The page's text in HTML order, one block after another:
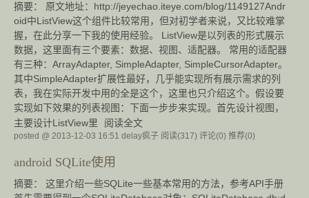
摘要： 原文地址：http://jeyechao.iteye.com/blog/1149127Andr
oid中ListView这个组件比较常用，但对初学者来说，又比较难掌
握，在此分享一下我的使用经验。 ListView是以列表的形式展示
数据，这里面有三个要素：数据、视图、适配器。 常用的适配器
有三种：ArrayAdapter, SimpleAdapter, SimpleCursorAdapter。
其中SimpleAdapter扩展性最好，几乎能实现所有展示需求的列
表，我在实际开发中用的全是这个，这里也只介绍这个。假设要
实现如下效果的列表视图：下面一步步来实现。首先设计视图，
主要设计ListView里
阅读全文
posted @ 2013-12-03 16:51 delay疯子 阅读(317) 评论(0) 推荐(0)
android SQLite使用
摘要： 这里介绍一些SQLite一些基本常用的方法，参考API手册